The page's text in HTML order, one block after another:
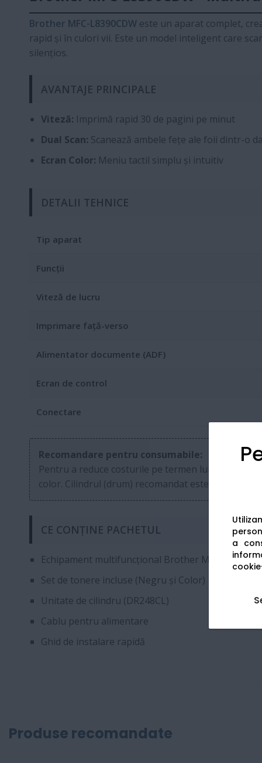
a
Brother MFC-L8390CDW este un aparat complet,
rapid și în culori vii. Este un model inteligent care
silențios.
AVANTAJE PRINCIPALE
Viteză: Imprimă rapid 30 de pagini pe minut
Dual Scan: Scanează ambele fețe ale foii dintr-o
Ecran Color: Meniu tactil simplu și intuitiv
DETALII TEHNICE
Tip aparat
Funcții
Viteză de lucru
Imprimare față-verso
Alimentator documente (ADF)
Ecran de control
Conectare
Recomandare pentru consumabile:
Pentru a reduce costurile pe termen lung, poți
color. Cilindrul (drum) recomandat este
CE CONȚINE PACHETUL
Echipament multifuncțional Brother MFC-
Set de tonere incluse (Negru și Color)
Unitate de cilindru (DR248CL)
Cablu pentru alimentare
Ghid de instalare rapidă
Produse recomandate